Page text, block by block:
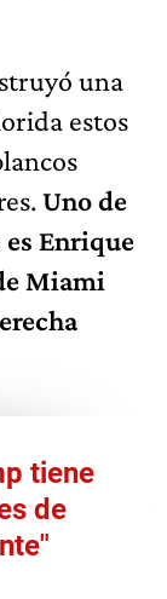
una
estos
Uno de
Enrique
Miami
tiene
de